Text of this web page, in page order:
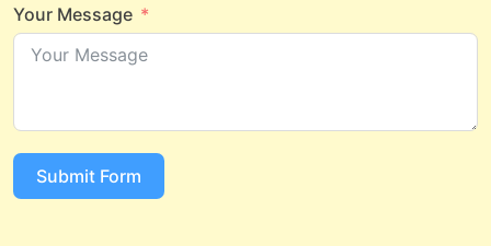
Your Message
Submit Form